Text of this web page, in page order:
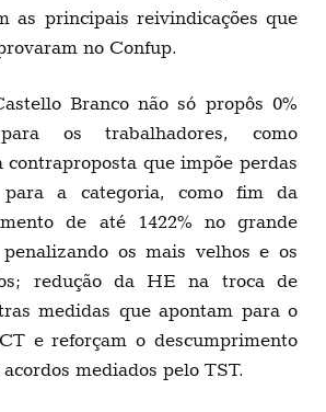
as principais reivindicações que
no Confup.
Branco não só propôs 0%
os trabalhadores, como
contraproposta que impõe perdas
para a categoria, como fim da
de até 1422% no grande
os mais velhos e os
redução da HE na troca de
medidas que apontam para o
e reforçam o descumprimento
mediados pelo TST.